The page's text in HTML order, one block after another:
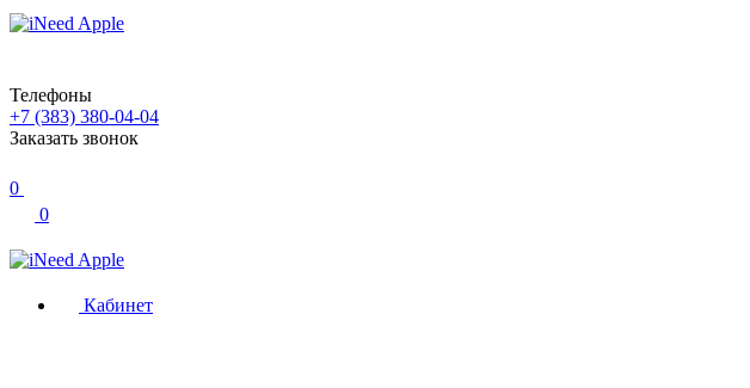
Телефоны
+7 (383) 380-04-04
Заказать звонок
0
0
Кабинет